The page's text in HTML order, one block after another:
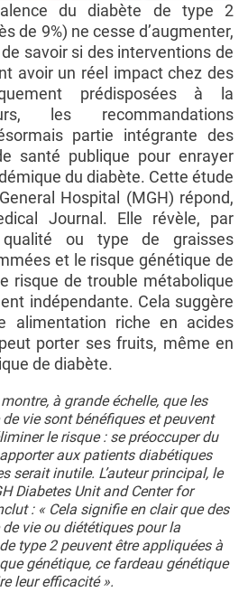
du diabète de type 2
de 9%) ne cesse d’augmenter,
savoir si des interventions de
avoir un réel impact chez des
prédisposées à la
les recommandations
partie intégrante des
santé publique pour enrayer
du diabète. Cette étude
Hospital (MGH) répond,
Journal. Elle révèle, par
ou type de graisses
et le risque génétique de
risque de trouble métabolique
indépendante. Cela suggère
alimentation riche en acides
porter ses fruits, même en
de diabète.
à grande échelle, que les
vie sont bénéfiques et peuvent
le risque : se préoccuper du
aux patients diabétiques
serait inutile. L’auteur principal, le
Diabetes Unit and Center for
: « Cela signifie en clair que des
vie ou diététiques pour la
type 2 peuvent être appliquées à
génétique, ce fardeau génétique
leur efficacité ».